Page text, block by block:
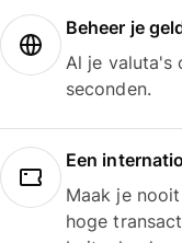
Beheer je
Al je valuta's
seconden.
Een
Maak je
hoge